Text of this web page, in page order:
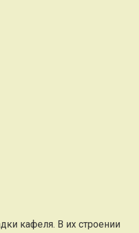
кафеля. В их строении